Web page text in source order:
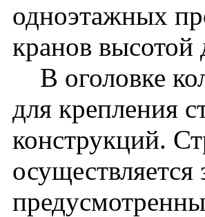
одноэтажных
кранов высотой
В оголовке
для крепления
конструкций.
осуществляется